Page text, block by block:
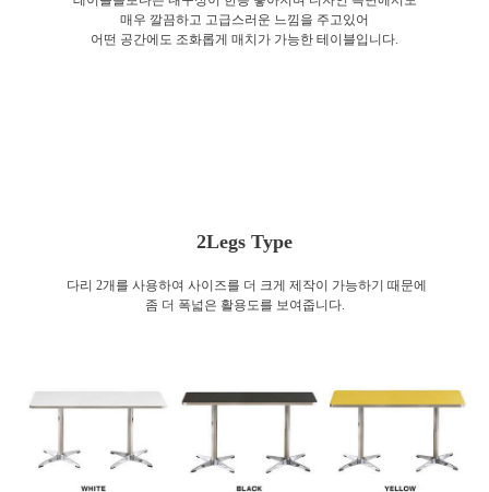
매우 깔끔하고 고급스러운 느낌을 주고있어
어떤 공간에도 조화롭게 매치가 가능한 테이블입니다.
2Legs Type
다리 2개를 사용하여 사이즈를 더 크게 제작이 가능하기 때문에
좀 더 폭넓은 활용도를 보여줍니다.